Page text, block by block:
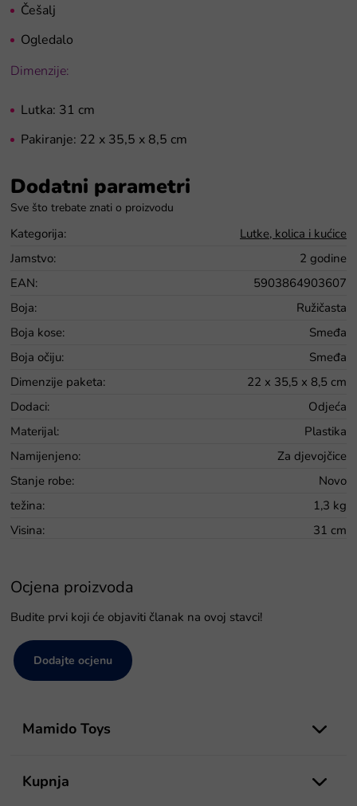
Češalj
Ogledalo
Dimenzije:
Lutka: 31 cm
Pakiranje: 22 x 35,5 x 8,5 cm
Dodatni parametri
Kategorija:
Lutke, kolica i kućice
Jamstvo:
2 godine
EAN:
5903864903607
Boja:
Ružičasta
Boja kose:
Smeđa
Boja očiju:
Smeđa
Dimenzije paketa:
22 x 35,5 x 8,5 cm
Dodaci:
Odjeća
Materijal:
Plastika
Namijenjeno:
Za djevojčice
Stanje robe:
Novo
težina:
1,3 kg
Visina: 31 cm
Ocjena proizvoda
Budite prvi koji će objaviti članak na ovoj stavci!
Dodajte ocjenu
Mamido Toys
Kupnja